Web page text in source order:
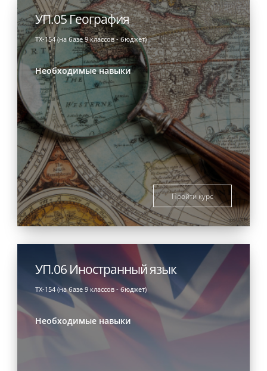
УП.05 География
ТХ-154 (на базе 9 классов - бюджет)
Необходимые навыки
Пройти курс
УП.06 Иностранный язык
ТХ-154 (на базе 9 классов - бюджет)
Необходимые навыки